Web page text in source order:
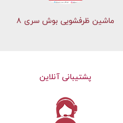
ماشین ظرفشویی بوش سری 8
پشتیبانی آنلاین